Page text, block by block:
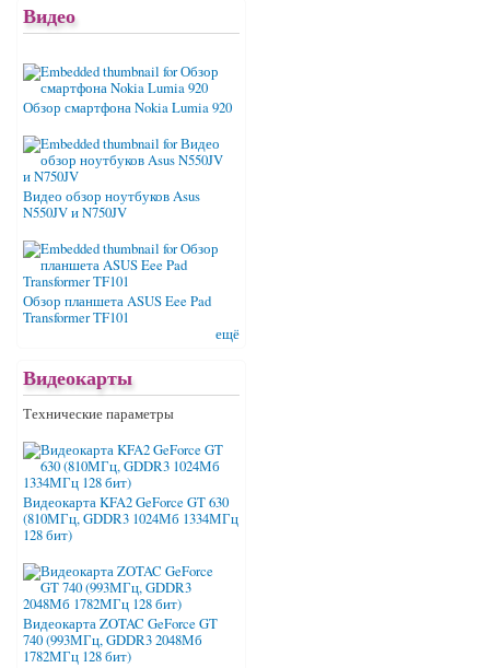
Видео
Обзор смартфона Nokia Lumia 920
Видео обзор ноутбуков Asus
N550JV и N750JV
Обзор планшета ASUS Eee Pad
Transformer TF101
ещё
Видеокарты
Технические параметры
Видеокарта KFA2 GeForce GT 630
(810МГц, GDDR3 1024Мб 1334МГц
128 бит)
Видеокарта ZOTAC GeForce GT
740 (993МГц, GDDR3 2048Мб
1782МГц 128 бит)